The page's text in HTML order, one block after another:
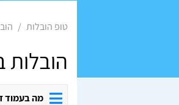
טופ הובלות
הובלות
מה בעמוד